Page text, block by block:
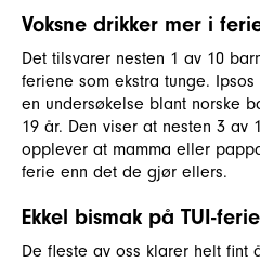
Voksne drikker mer i
Det tilsvarer nesten 1 av 10
feriene som ekstra tunge.
en undersøkelse blant norske
19 år. Den viser at nesten 3 av
opplever at mamma eller
ferie enn det de gjør ellers.
Ekkel bismak på TUI-ferie
De fleste av oss klarer helt fint